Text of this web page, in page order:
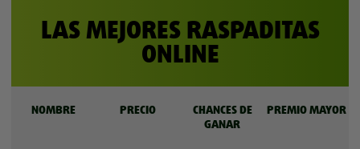
LAS MEJORES RASPADITAS
ONLINE
NOMBRE PRECIO
CHANCES DE
GANAR
PREMIO MAYOR